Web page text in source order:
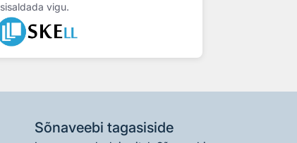
sisaldada vigu.
Sõnaveebi tagasiside